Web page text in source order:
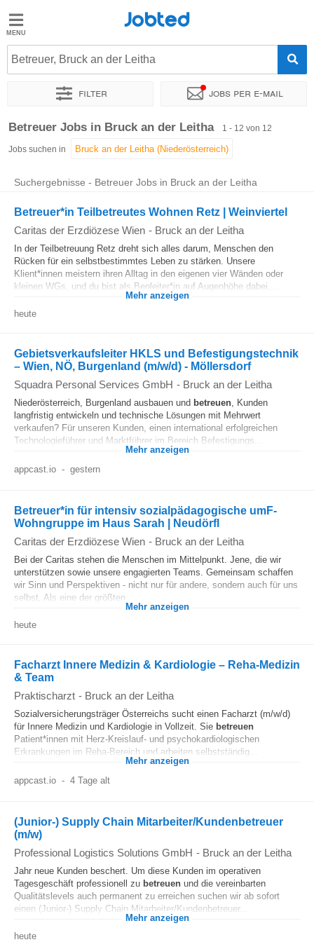
Jobted
Jobs
Jobted
Betreuer, Bruck an der Leitha
Filter Jobs per e-mail
Sortieren nach Genauer Standort Unternehmen
Betreuer Jobs in Bruck an der Leitha 1 - 12 von 12
Jobs suchen in
Suchergebnisse - Betreuer Jobs in Bruck an der Leitha
Betreuer*in Teilbetreutes Wohnen Retz | Weinviertel
Caritas der Erzdiözese Wien - Bruck an der Leitha
In der Teilbetreuung Retz dreht sich alles darum, Menschen den
Rücken für ein selbstbestimmtes Leben zu stärken. Unsere
Klient*innen meistern ihren Alltag in den eigenen vier Wänden oder
kleinen WGs, und du bist als Begleiter*in auf Augenhöhe dabei,...
Mehr anzeigen
heute
Gebietsverkaufsleiter HKLS und Befestigungstechnik
– Wien, NÖ, Burgenland (m/w/d) - Möllersdorf
Squadra Personal Services GmbH - Bruck an der Leitha
Niederösterreich, Burgenland ausbauen und betreuen, Kunden
langfristig entwickeln und technische Lösungen mit Mehrwert
verkaufen? Für unseren Kunden, einen international erfolgreichen
Technologieführer und Marktführer im Bereich Befestigungs...
Mehr anzeigen
appcast.io - gestern
Betreuer*in für intensiv sozialpädagogische umF-
Wohngruppe im Haus Sarah | Neudörfl
Caritas der Erzdiözese Wien - Bruck an der Leitha
Bei der Caritas stehen die Menschen im Mittelpunkt. Jene, die wir
unterstützen sowie unsere engagierten Teams. Gemeinsam schaffen
wir Sinn und Perspektiven - nicht nur für andere, sondern auch für uns
selbst. Als eine der größten...
Mehr anzeigen
heute
Facharzt Innere Medizin & Kardiologie – Reha‑Medizin
& Team
Praktischarzt - Bruck an der Leitha
Sozialversicherungsträger Österreichs sucht einen Facharzt (m/w/d)
für Innere Medizin und Kardiologie in Vollzeit. Sie betreuen
Patient*innen mit Herz-Kreislauf- und psychokardiologischen
Erkrankungen im Reha-Bereich und arbeiten selbstständig...
Mehr anzeigen
appcast.io - 4 Tage alt
(Junior-) Supply Chain Mitarbeiter/Kundenbetreuer
(m/w)
Professional Logistics Solutions GmbH - Bruck an der Leitha
Jahr neue Kunden beschert. Um diese Kunden im operativen
Tagesgeschäft professionell zu betreuen und die vereinbarten
Qualitätslevels auch permanent zu erreichen suchen wir ab sofort
einen (Junior-) Supply Chain Mitarbeiter/Kundenbetreuer...
Mehr anzeigen
heute